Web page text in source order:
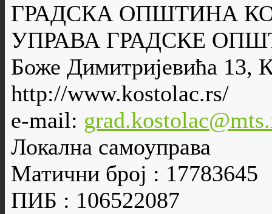
ГРАДСКА ОПШТИНА
УПРАВА ГРАДСКЕ
Боже Димитријевића 13,
http://www.kostolac.rs/
e-mail:
Локална самоуправа
Матични број : 17783645
ПИБ : 106522087